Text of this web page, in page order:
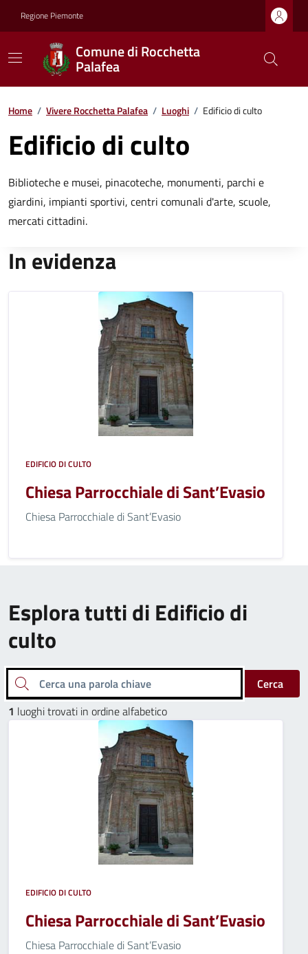
Regione Piemonte
Comune di Rocchetta
Palafea
Home / Vivere Rocchetta Palafea / Luoghi / Edificio di culto
Edificio di culto
Biblioteche e musei, pinacoteche, monumenti, parchi e
giardini, impianti sportivi, centri comunali d'arte, scuole,
mercati cittadini.
In evidenza
EDIFICIO DI CULTO
Chiesa Parrocchiale di Sant’Evasio
Chiesa Parrocchiale di Sant’Evasio
Esplora tutti di Edificio di
culto
Cerca una parola chiave
Cerca
1 luoghi trovati in ordine alfabetico
EDIFICIO DI CULTO
Chiesa Parrocchiale di Sant’Evasio
Chiesa Parrocchiale di Sant’Evasio